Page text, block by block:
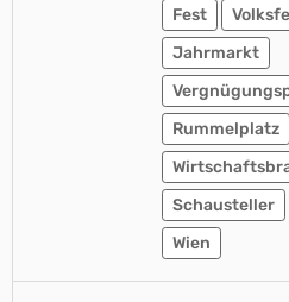
Fest
Jahrmarkt
Rummelplatz
Schausteller
Wien